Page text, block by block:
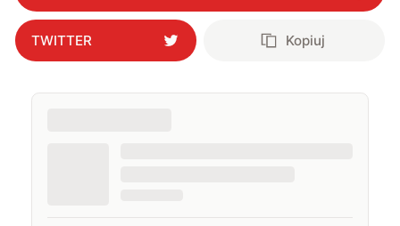
TWITTER Kopiuj